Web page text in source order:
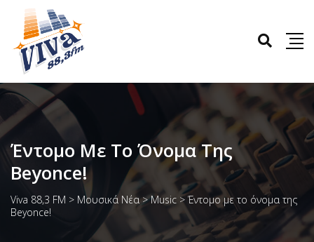
Έντομο Με Το Όνομα Της
Beyonce!
Viva 88,3 FM > Μουσικά Νέα>Music >Έντομο με το όνομα της
Beyonce!